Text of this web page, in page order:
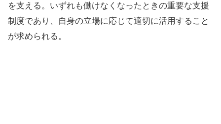
を支える。いずれも働けなくなったときの重要な支援
制度であり、自身の立場に応じて適切に活用すること
が求められる。